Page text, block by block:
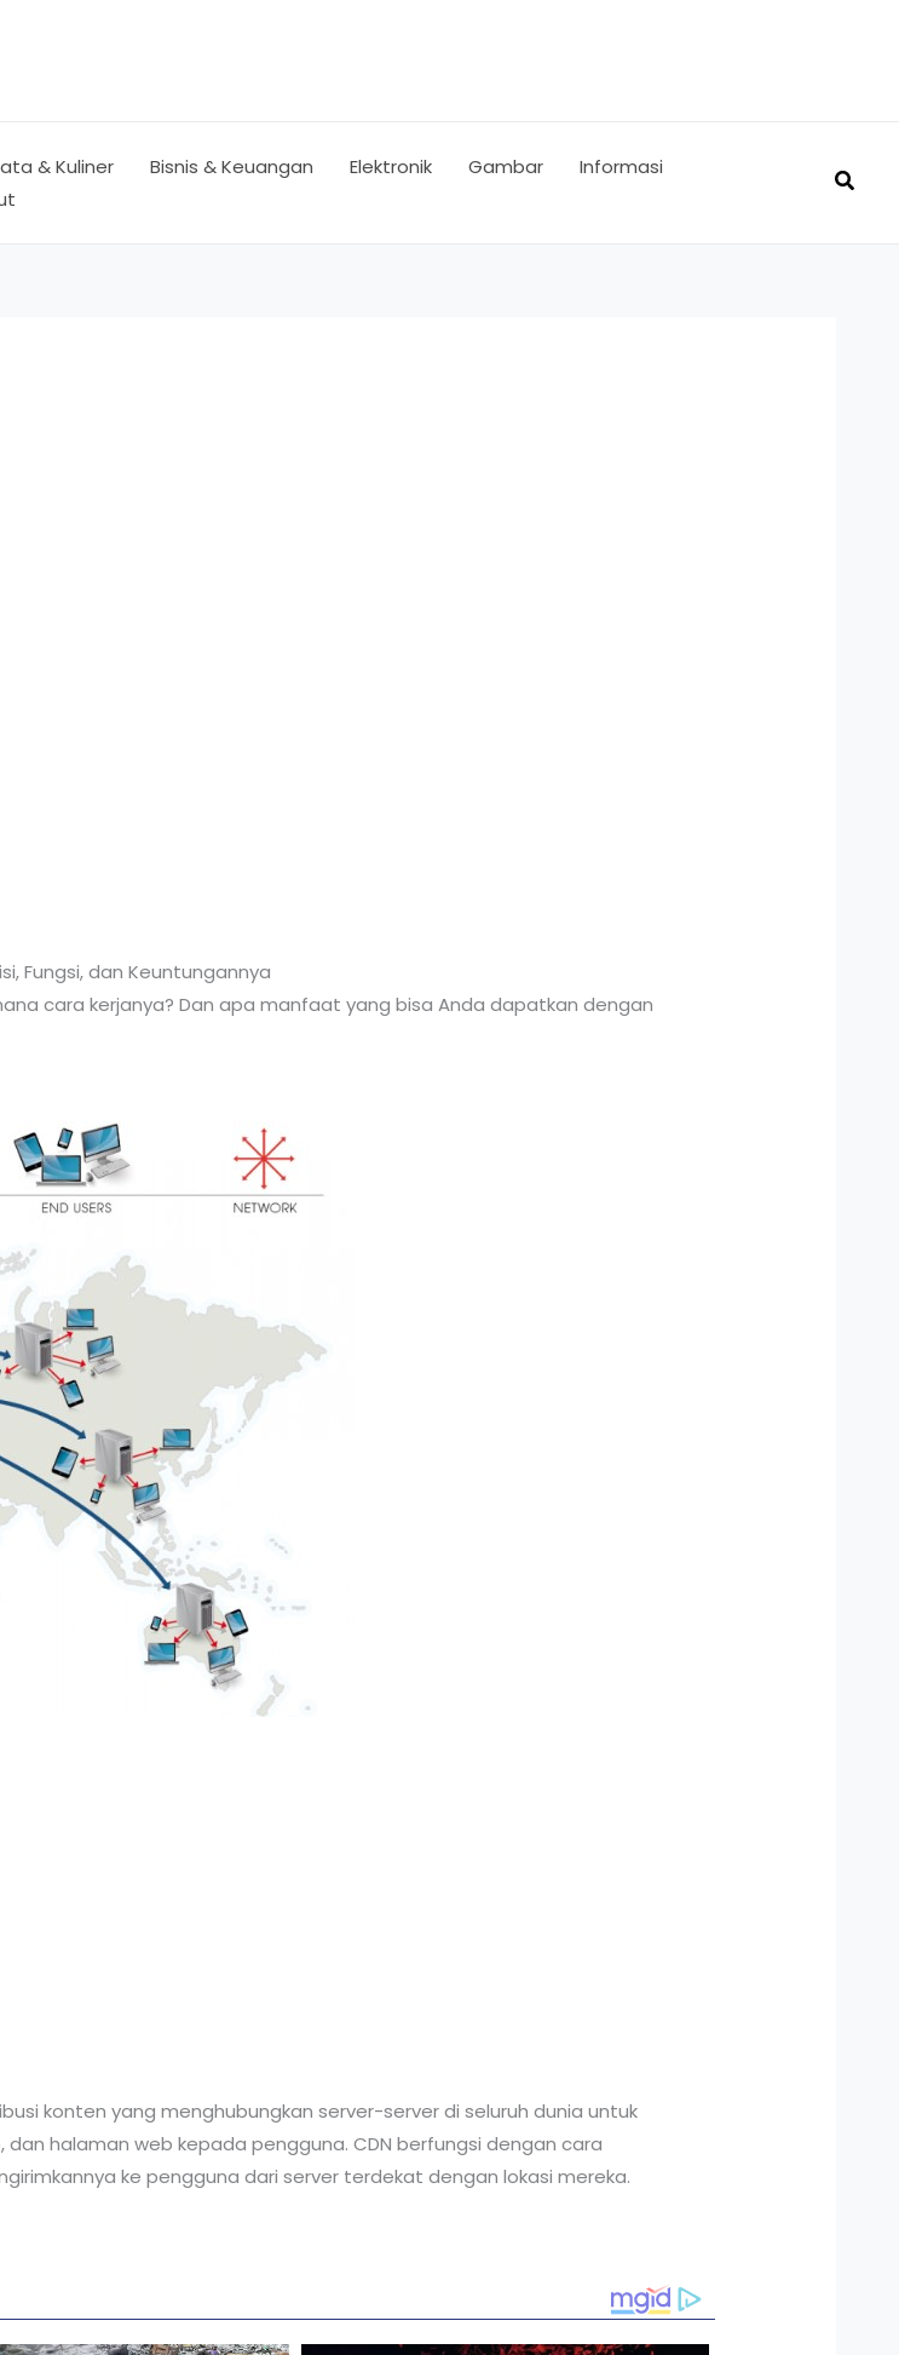
& Kuliner Bisnis & Keuangan Elektronik Gambar
Informasi
Fungsi, dan Keuntungannya
cara kerjanya? Dan apa manfaat yang bisa Anda dapatkan dengan
konten yang menghubungkan server-server di seluruh dunia untuk
halaman web kepada pengguna. CDN berfungsi dengan cara
ke pengguna dari server terdekat dengan lokasi mereka.